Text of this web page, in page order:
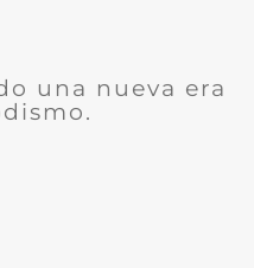
una nueva era